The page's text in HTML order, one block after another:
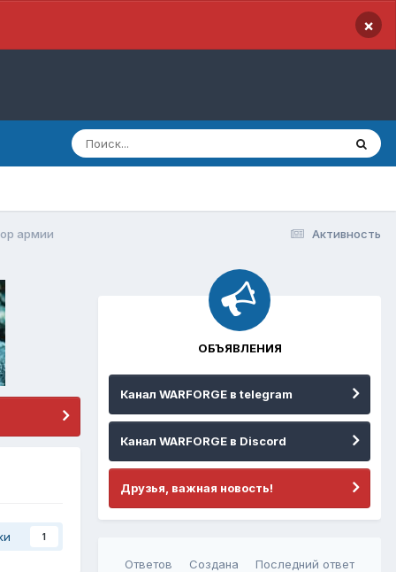
×
Активность
армии
1
ОБЪЯВЛЕНИЯ
Канал WARFORGE в telegram
Канал WARFORGE в Discord
Друзья, важная новость!
Ответов Создана Последний ответ